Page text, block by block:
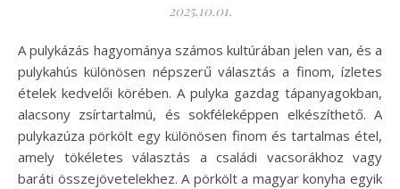
2025.10.01.
A pulykázás hagyománya számos kultúrában jelen van, és a
pulykahús különösen népszerű választás a finom, ízletes
ételek kedvelői körében. A pulyka gazdag tápanyagokban,
alacsony zsírtartalmú, és sokféleképpen elkészíthető. A
pulykazúza pörkölt egy különösen finom és tartalmas étel,
amely tökéletes választás a családi vacsorákhoz vagy
baráti összejövetelekhez. A pörkölt a magyar konyha egyik